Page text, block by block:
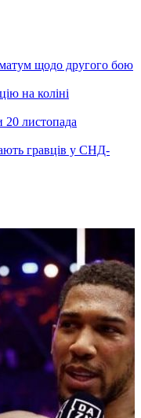
щодо другого бою
на коліні
листопада
гравців у СНД-